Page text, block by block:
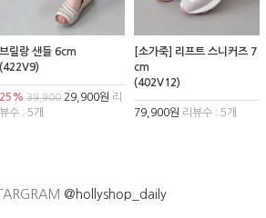
브릴랑 샌들 6cm
(422V9)
25% 39,90029,900원 리
뷰수 : 5개
[소가죽] 리프트 스니커즈 7
cm
(402V12)
79,900원 리뷰수 : 5개
@hollyshop_daily